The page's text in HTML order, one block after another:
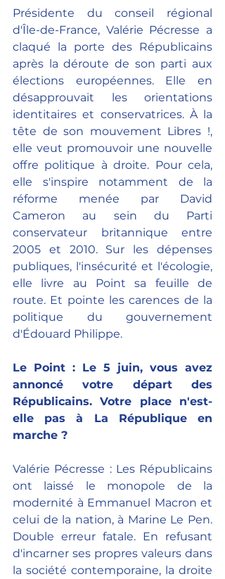
Présidente du conseil régional
d'Île-de-France, Valérie Pécresse a
claqué la porte des Républicains
après la déroute de son parti aux
élections européennes. Elle en
désapprouvait les orientations
identitaires et conservatrices. À la
tête de son mouvement Libres !,
elle veut promouvoir une nouvelle
offre politique à droite. Pour cela,
elle s'inspire notamment de la
réforme menée par David
Cameron au sein du Parti
conservateur britannique entre
2005 et 2010. Sur les dépenses
publiques, l'insécurité et l'écologie,
elle livre au Point sa feuille de
route. Et pointe les carences de la
politique du gouvernement
d'Édouard Philippe.
Le Point : Le 5 juin, vous avez
annoncé votre départ des
Républicains. Votre place n'est-
elle pas à La République en
marche ?
Valérie Pécresse : Les Républicains
ont laissé le monopole de la
modernité à Emmanuel Macron et
celui de la nation, à Marine Le Pen.
Double erreur fatale. En refusant
d'incarner ses propres valeurs dans
la société contemporaine, la droite